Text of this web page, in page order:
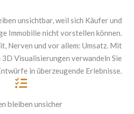
unsichtbar, weil sich Käufer und
Immobilie nicht vorstellen können.
Nerven und vor allem: Umsatz. Mit
Visualisierungen verwandeln Sie
in überzeugende Erlebnisse.
bleiben unsicher